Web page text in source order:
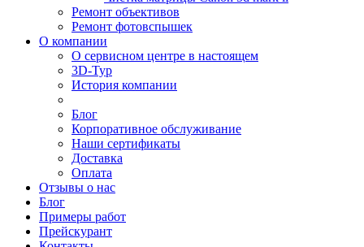
Ремонт объективов
Ремонт фотовспышек
О компании
О сервисном центре в настоящем
3D-Тур
История компании
Блог
Корпоративное обслуживание
Наши сертификаты
Доставка
Оплата
Отзывы о нас
Блог
Примеры работ
Прейскурант